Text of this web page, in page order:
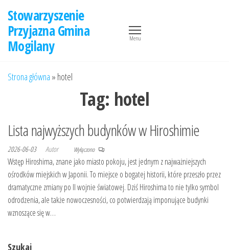
treści
Stowarzyszenie
Przyjazna Gmina
Mogilany
Menu
Strona główna » hotel
Tag: hotel
Lista najwyższych budynków w Hiroshimie
2026-06-03 Autor Wyłączono
Wstęp Hiroshima, znane jako miasto pokoju, jest jednym z najważniejszych
ośrodków miejskich w Japonii. To miejsce o bogatej historii, które przeszło przez
dramatyczne zmiany po II wojnie światowej. Dziś Hiroshima to nie tylko symbol
odrodzenia, ale także nowoczesności, co potwierdzają imponujące budynki
wznoszące się w…
Szukaj